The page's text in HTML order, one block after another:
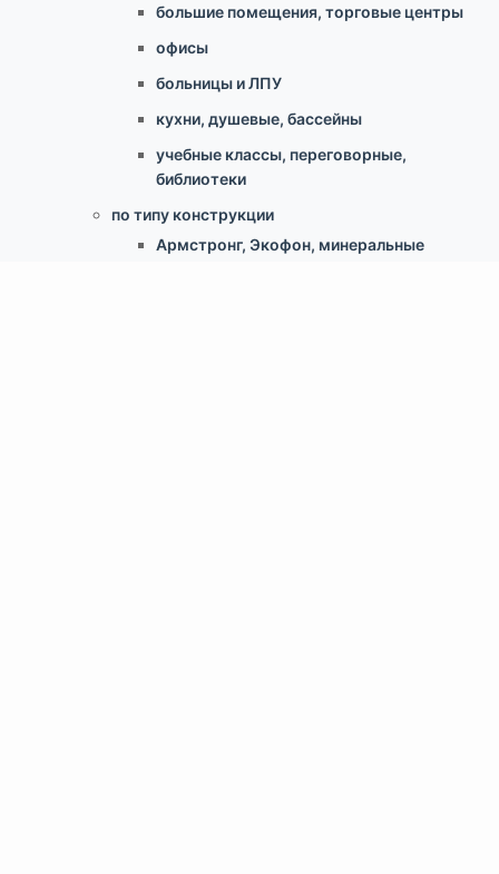
большие помещения, торговые центры
офисы
больницы и ЛПУ
кухни, душевые, бассейны
учебные классы, переговорные,
библиотеки
по типу конструкции
Армстронг, Экофон, минеральные